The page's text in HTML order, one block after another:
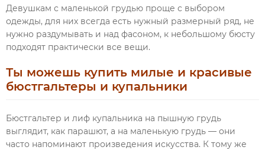
Девушкам с маленькой грудью проще с выбором
одежды, для них всегда есть нужный размерный ряд, не
нужно раздумывать и над фасоном, к небольшому бюсту
подходят практически все вещи.
Ты можешь купить милые и красивые
бюстгальтеры и купальники
Бюстгальтер и лиф купальника на пышную грудь
выглядит, как парашют, а на маленькую грудь — они
часто напоминают произведения искусства. К тому же